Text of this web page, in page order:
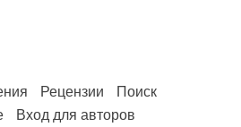
Рецензии
Поиск
Вход для авторов